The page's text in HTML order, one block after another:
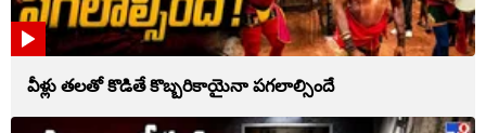
వీళ్లు తలతో కొడితే కొబ్బరికాయైనా పగలాల్సిందే